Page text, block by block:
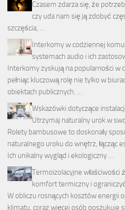
Czasem zdarza się, że
czy uda nam się ją zdobyć
szczęścia, …
Interkomy w codziennej
systemach audio i ich
Interkomy zyskują na popularności w
pełniąc kluczową rolę nie tylko w
obiektach publicznych. …
Wskazówki dotyczące
Utrzymaj naturalny urok w
Rolety bambusowe to doskonały
naturalnego uroku do wnętrz, łącząc
Ich unikalny wygląd i ekologiczny …
Termoizolacyjne właściwości
komfort termiczny i
W obliczu rosnących kosztów energii
klimatu, coraz więcej osób poszukuje